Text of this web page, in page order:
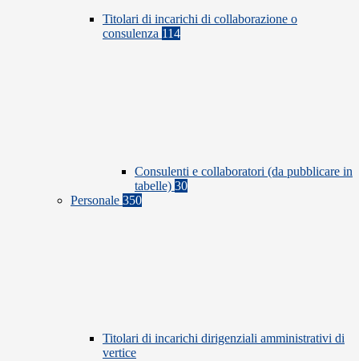
Titolari di incarichi di collaborazione o
consulenza 114
Consulenti e collaboratori (da pubblicare in
tabelle) 30
Personale 350
Titolari di incarichi dirigenziali amministrativi di
vertice